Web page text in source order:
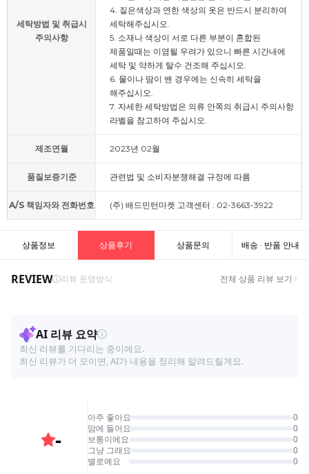
세탁방법 및 취급시
주의사항
4. 짙은색상과 연한 색상의 옷은 반드시 분리하여
세탁해주십시오.
5. 소재나 색상이 서로 다른 부분이 혼합된
제품일때는 이염될 우려가 있으니 빠른 시간내에
세탁 및 약하게 탈수 건조해 주십시오.
6. 물이나 땀이 밴 경우에는 신속히 세탁을
해주십시오.
7. 자세한 세탁방법은 의류 안쪽의 취급시 주의사항
라벨을 참고하여 주십시오.
제조연월 2023년 02월
품질보증기준 관련법 및 소비자분쟁해결 규정에 따름
A/S 책임자와 전화번호 (주) 배드민턴마켓 고객센터 : 02-3663-3922
상품정보 상품후기 상품문의 배송 · 반품 안내